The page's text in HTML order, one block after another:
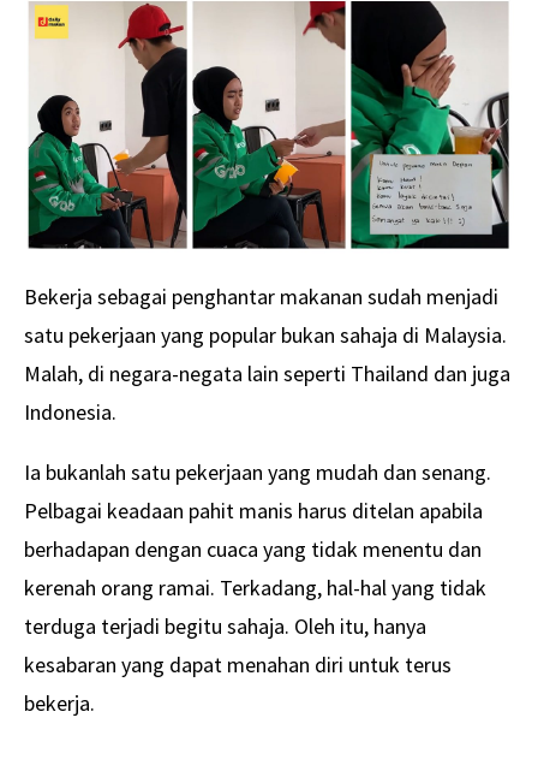
Bekerja sebagai penghantar makanan sudah menjadi
satu pekerjaan yang popular bukan sahaja di Malaysia.
Malah, di negara-negata lain seperti Thailand dan juga
Indonesia.
Ia bukanlah satu pekerjaan yang mudah dan senang.
Pelbagai keadaan pahit manis harus ditelan apabila
berhadapan dengan cuaca yang tidak menentu dan
kerenah orang ramai. Terkadang, hal-hal yang tidak
terduga terjadi begitu sahaja. Oleh itu, hanya
kesabaran yang dapat menahan diri untuk terus
bekerja.